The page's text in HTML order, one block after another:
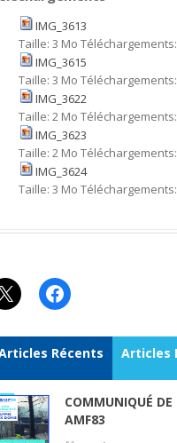
IMG_3613
Taille: 3 Mo Téléchargements:
IMG_3615
Taille: 3 Mo Téléchargements:
IMG_3622
Taille: 2 Mo Téléchargements:
IMG_3623
Taille: 2 Mo Téléchargements:
IMG_3624
Taille: 3 Mo Téléchargements:
Facebook
Récents Articles
COMMUNIQUÉ DE
AMF83